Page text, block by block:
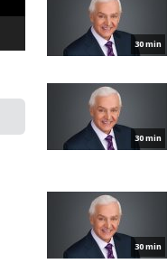
30 min
30 min
30 min